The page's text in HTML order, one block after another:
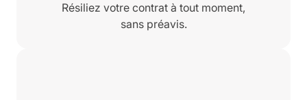
Résiliez votre contrat à tout moment,
sans préavis.